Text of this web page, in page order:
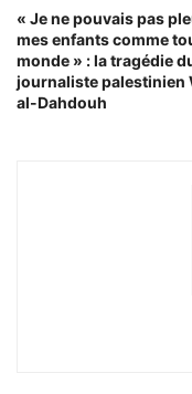
« Je ne pouvais pas
mes enfants comme
monde » : la tragédie
journaliste palestinien
al-Dahdouh